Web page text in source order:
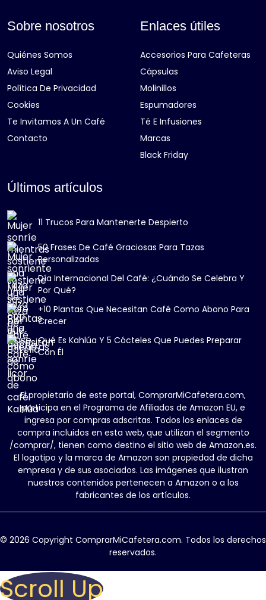
Sobre nosotros
Quiénes Somos
Aviso Legal
Política De Privacidad
Cookies
Te Invitamos A Un Café
Contacto
Enlaces útiles
Accesorios Para Cafeteras
Cápsulas
Molinillos
Espumadores
Té E Infusiones
Marcas
Black Friday
Últimos artículos
11 Trucos Para Mantenerte Despierto
50 Frases De Café Graciosas Para Tazas
Personalizadas
Día Internacional Del Café: ¿Cuándo Se Celebra Y
Por Qué?
+10 Plantas Que Necesitan Café Como Abono Para
Crecer
Qué Es Kahlúa Y 5 Cócteles Que Puedes Preparar
Con Él
El propietario de este portal, ComprarMiCafetera.com,
participa en el Programa de Afiliados de Amazon EU, e
ingresa por compras adscritas. Todos los enlaces de
compra incluidos en esta web, que utilizan el segmento
/comprar/, tienen como destino el sitio web de Amazon.es.
El logotipo y la marca de Amazon son propiedad de dicha
empresa y de sus asociados. Las imágenes que ilustran
nuestros contenidos pertenecen a Amazon o a los
fabricantes de los artículos.
© 2026 Copyright ComprarMiCafetera.com. Todos los derechos
reservados.
Scroll Up